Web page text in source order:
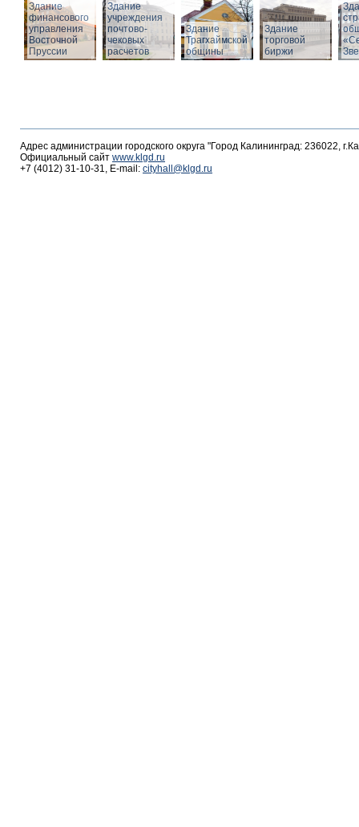
Здание
финансового
управления
Восточной
Пруссии
Здание
учреждения
почтово-
чековых
расчетов
Здание
Трагхаймской
общины
Здание
торговой
биржи
Адрес администрации городского округа "Город Калининград: 236022,
Официальный сайт www.klgd.ru
+7 (4012) 31-10-31, E-mail: cityhall@klgd.ru